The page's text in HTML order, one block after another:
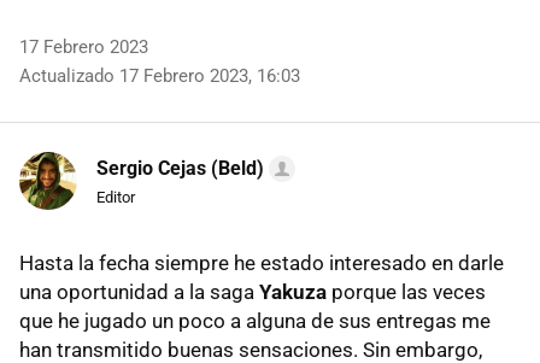
17 Febrero 2023
Actualizado 17 Febrero 2023, 16:03
Sergio Cejas (Beld)
Editor
Hasta la fecha siempre he estado interesado en darle
una oportunidad a la saga Yakuza porque las veces
que he jugado un poco a alguna de sus entregas me
han transmitido buenas sensaciones. Sin embargo,